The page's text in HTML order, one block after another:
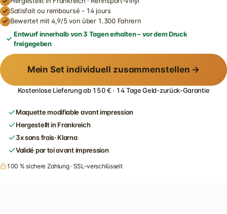
Satisfait ou remboursé - 14 jours
Bewertet mit 4,9/5 von über 1.300 Fahrern
Entwurf innerhalb von 3 Tagen erhalten – vor dem Druck
freigegeben
Mein Set individuell zusammenstellen →
Kostenlose Lieferung ab 150 € · 14 Tage Geld-zurück-Garantie
Maquette modifiable avant impression
Hergestellt in Frankreich
3x sans frais· Klarna
Validé par toi avant impression
100 % sichere Zahlung · SSL-verschlüsselt